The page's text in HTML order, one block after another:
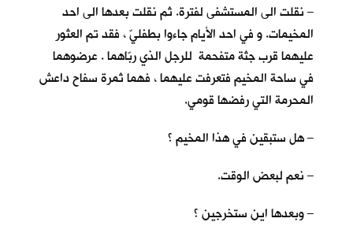
– نقلت الى المستشفى لفترة. ثم نقلت بعدها الى احد
المخيمات. و في احد الأيام جاءوا بطفليّ ، فقد تم العثور
عليهما قرب جثة متفحمة للرجل الذي ربّاهما . عرضوهما
في ساحة المخيم فتعرفت عليهما ، فهما ثمرة سفاح داعش
المحرمة التي رفضها قومي.
– هل ستبقين في هذا المخيم ؟
– نعم لبعض الوقت.
– وبعدها اين ستخرجين ؟